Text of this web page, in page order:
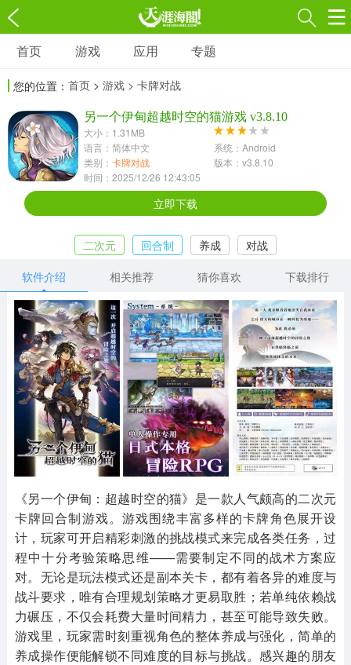
游戏
3697款应用
1597款应用
1789款应用
休闲益智
13387款应用
2196款应用
冒险解谜
1072款应用
418款应用
568款应用
音乐舞蹈
269款应用
2716款应用
515款应用
其他
1654款应用
游戏助手
515款应用
MOD游戏
1056款应用
首页 游戏 应用 专题
您的位置： 首页 > 游戏 > 卡牌对战
另一个伊甸超越时空的猫游戏 v3.8.10
大小：1.31MB
语言：简体中文
系统：Android
类别： 卡牌对战
版本：v3.8.10
时间：2025/12/26 12:43:05
立即下载
二次元 回合制 养成
对战
软件介绍
相关推荐 猜你喜欢 下载排行
《另一个伊甸：超越时空的猫》是一款人气颇高的二次元
卡牌回合制游戏。游戏围绕丰富多样的卡牌角色展开设
计，玩家可开启精彩刺激的挑战模式来完成各类任务，过
程中十分考验策略思维——需要制定不同的战术方案应
对。无论是玩法模式还是副本关卡，都有着各异的难度与
战斗要求，唯有合理规划策略才更易取胜；若单纯依赖战
力碾压，不仅会耗费大量时间精力，甚至可能导致失败。
游戏里，玩家需时刻重视角色的整体养成与强化，简单的
养成操作便能解锁不同难度的目标与挑战。感兴趣的朋友